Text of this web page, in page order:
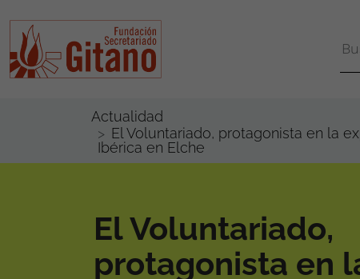
Actualidad
El Voluntariado, protagonista en la
Ibérica en Elche
El Voluntariado,
protagonista en